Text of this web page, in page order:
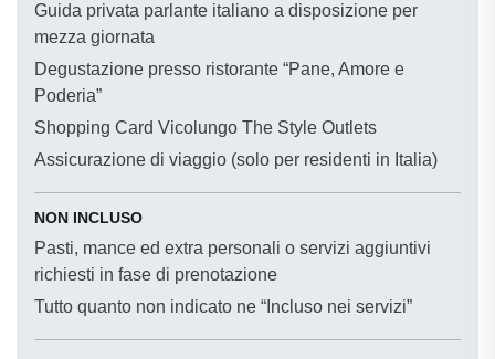
Guida privata parlante italiano a disposizione per
mezza giornata
Degustazione presso ristorante “Pane, Amore e
Poderia”
Shopping Card Vicolungo The Style Outlets
Assicurazione di viaggio (solo per residenti in Italia)
NON INCLUSO
Pasti, mance ed extra personali o servizi aggiuntivi
richiesti in fase di prenotazione
Tutto quanto non indicato ne “Incluso nei servizi”